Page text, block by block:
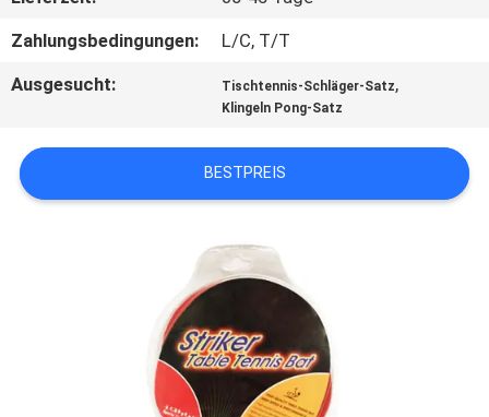
BITTE
UM
ANGEBOT
Zahlungsbedingungen:
L/C, T/T
Ausgesucht:
Tischtennis-Schläger-Satz,
Klingeln Pong-Satz
BESTPREIS